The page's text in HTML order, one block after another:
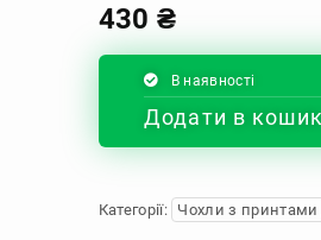
430 ₴
В наявності
Додати в кошик
Категорії: Чохли з принтами